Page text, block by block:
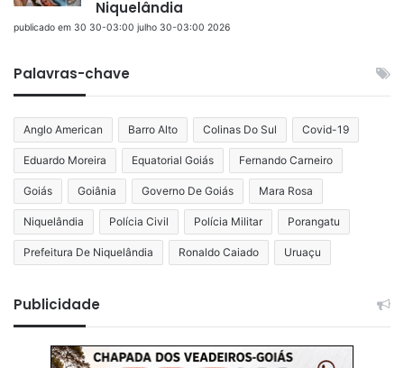
Niquelândia
publicado em 30 30-03:00 julho 30-03:00 2026
Palavras-chave
Anglo American Barro Alto Colinas Do Sul Covid-19
Eduardo Moreira Equatorial Goiás Fernando Carneiro
Goiás Goiânia Governo De Goiás Mara Rosa
Niquelândia Polícia Civil Polícia Militar Porangatu
Prefeitura De Niquelândia Ronaldo Caiado Uruaçu
Publicidade